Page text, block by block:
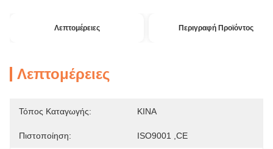
Λεπτομέρειες Περιγραφή Προϊόντος
Λεπτομέρειες
Τόπος Καταγωγής: ΚΙΝΑ
Πιστοποίηση: ISO9001 ,CE